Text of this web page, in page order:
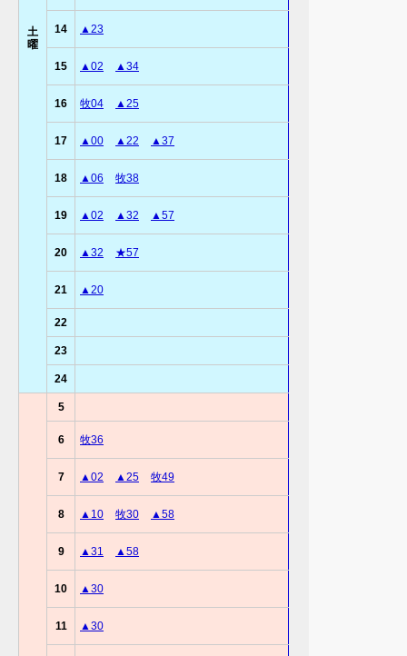
土
曜
14 ▲23
15 ▲02 ▲34
16 牧04 ▲25
17 ▲00 ▲22 ▲37
18 ▲06 牧38
19 ▲02 ▲32 ▲57
20 ▲32 ★57
21 ▲20
22
23
24
5
6 牧36
7 ▲02 ▲25 牧49
8 ▲10 牧30 ▲58
9 ▲31 ▲58
10 ▲30
11 ▲30